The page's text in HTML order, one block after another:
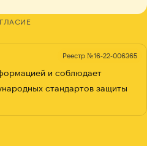
Реестр №16-22-006365
и соблюдает
стандартов защиты